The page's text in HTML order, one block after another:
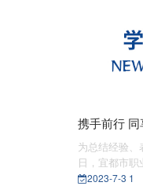
宜都市职业教育中心2023级新
宜都市职业教育中心关于旅游
2024年宜都市职业教育中心质
宜都市职业教育中心学生宿舍
携手前行
为总结经验
日，宜都市
2023-7-3 1